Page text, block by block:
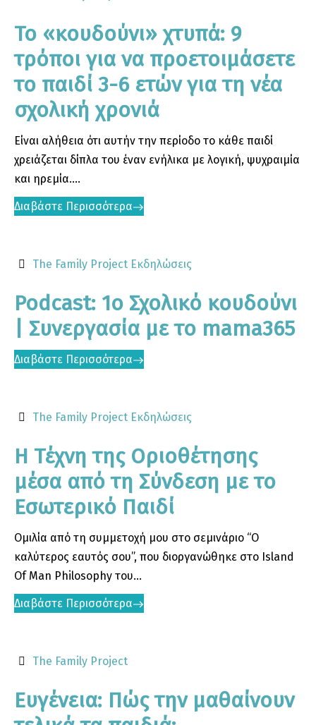
Το «κουδούνι» χτυπά: 9
τρόποι για να προετοιμάσετε
το παιδί 3-6 ετών για τη νέα
σχολική χρονιά
Είναι αλήθεια ότι αυτήν την περίοδο το κάθε παιδί
χρειάζεται δίπλα του έναν ενήλικα με λογική, ψυχραιμία
και ηρεμία....
Διαβάστε Περισσότερα
The Family Project Εκδηλώσεις
Podcast: 1ο Σχολικό κουδούνι
| Συνεργασία με το mama365
Διαβάστε Περισσότερα
The Family Project Εκδηλώσεις
Η Τέχνη της Οριοθέτησης
μέσα από τη Σύνδεση με το
Εσωτερικό Παιδί
Ομιλία από τη συμμετοχή μου στο σεμινάριο “Ο
καλύτερος εαυτός σου”, που διοργανώθηκε στο Island
Of Man Philosophy του...
Διαβάστε Περισσότερα
The Family Project
Ευγένεια: Πώς την μαθαίνουν